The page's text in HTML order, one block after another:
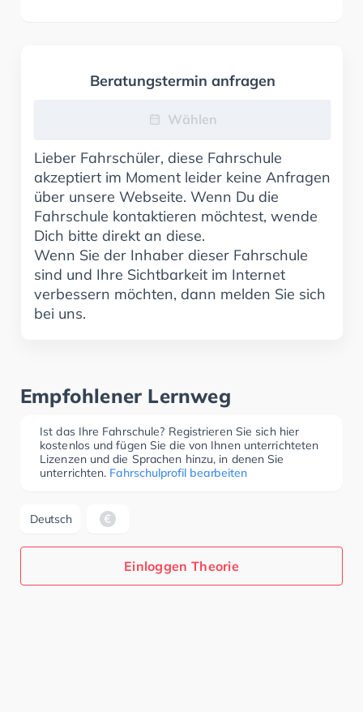
Beratungstermin anfragen
Wählen
Lieber Fahrschüler, diese Fahrschule
akzeptiert im Moment leider keine Anfragen
über unsere Webseite. Wenn Du die
Fahrschule kontaktieren möchtest, wende
Dich bitte direkt an diese.
Wenn Sie der Inhaber dieser Fahrschule
sind und Ihre Sichtbarkeit im Internet
verbessern möchten, dann melden Sie sich
bei uns.
Empfohlener Lernweg
Ist das Ihre Fahrschule? Registrieren Sie sich hier
kostenlos und fügen Sie die von Ihnen unterrichteten
Lizenzen und die Sprachen hinzu, in denen Sie
unterrichten. Fahrschulprofil bearbeiten
Deutsch
Einloggen Theorie